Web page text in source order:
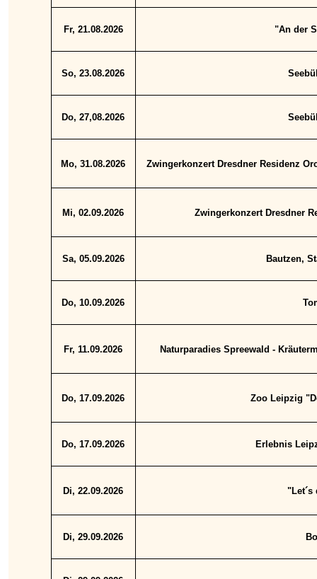
Fr, 21.08.2026 "An der
So, 23.08.2026
Do, 27,08.2026
Mo, 31.08.2026 Zwingerkonzert Dresdner Residenz
Mi, 02.09.2026 Zwingerkonzert Dresdner
Sa, 05.09.2026 Bautzen,
Do, 10.09.2026
Fr, 11.09.2026 Naturparadies Spreewald -
Do, 17.09.2026 Zoo Leipzig
Do, 17.09.2026 Erlebnis
Di, 22.09.2026 "Let´s
Di, 29.09.2026